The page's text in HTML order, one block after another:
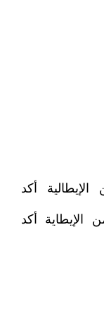
أكد
الإيطاية أكد